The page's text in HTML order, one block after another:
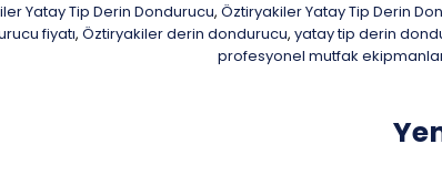
Yatay Tip Derin Dondurucu, Öztiryakiler Yatay Tip Derin
fiyatı, Öztiryakiler derin dondurucu, yatay tip derin
profesyonel mutfak